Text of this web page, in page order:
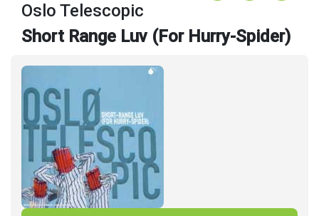
Oslo Telescopic
Short Range Luv (For Hurry-Spider)